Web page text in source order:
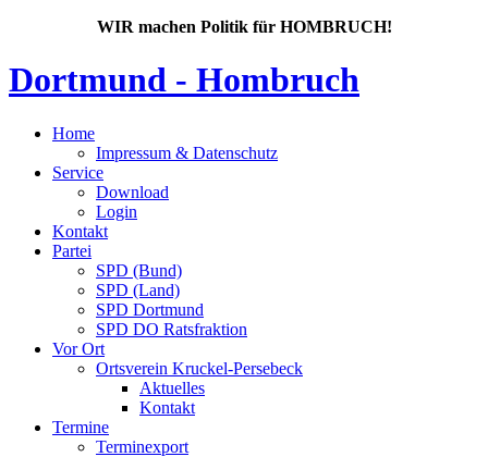
WIR machen Politik für HOMBRUCH!
Dortmund - Hombruch
Home
Impressum & Datenschutz
Service
Download
Login
Kontakt
Partei
SPD (Bund)
SPD (Land)
SPD Dortmund
SPD DO Ratsfraktion
Vor Ort
Ortsverein Kruckel-Persebeck
Aktuelles
Kontakt
Termine
Terminexport